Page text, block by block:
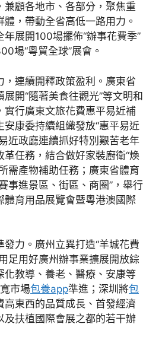
兼顧各地市、各部分，聚焦重
，帶動全省高低一路用力。
展開100場擺佈“辦事花費季”
場“粵貿全球”展會。
，連續開釋政策盈利。廣東省
開“隨著美食往觀光”等文明和
實行廣東文旅花費惠平易近補
安康委持續組織發放“惠平易近
近政廳連續抓好特別艱苦老年
革任務，結合做好家裝廚衛“煥
需產物補助任務；廣東省體育
事進景區、街區、商圈”，舉行
體育用品展覽會暨粵港澳國際
發力。廣州立異打造“羊城花費
足用好廣州辦事業擴展開放綜
化教導、養老、醫療、安康等
市場包養app準進；深圳將包
高東西的品質成長、首發經濟
及扶植國際會展之都的若干辦